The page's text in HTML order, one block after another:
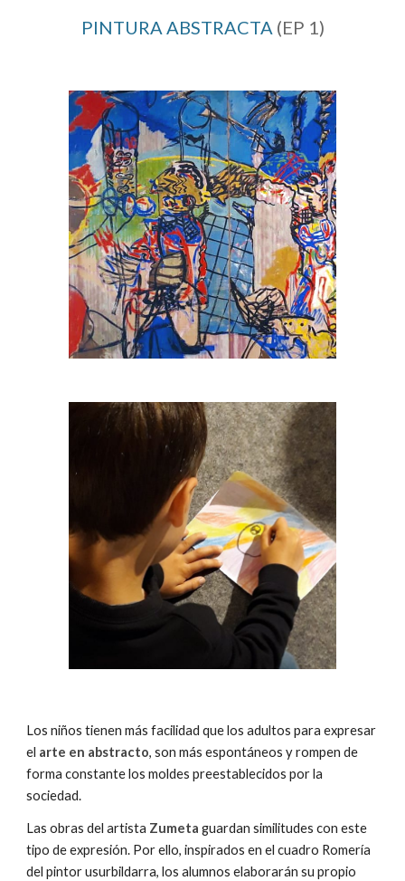
PINTURA ABSTRACTA (EP 1)
Los niños tienen más facilidad que los adultos para expresar
el arte en abstracto, son más espontáneos y rompen de
forma constante los moldes preestablecidos por la
sociedad.
Las obras del artista Zumeta guardan similitudes con este
tipo de expresión. Por ello, inspirados en el cuadro Romería
del pintor usurbildarra, los alumnos elaborarán su propio